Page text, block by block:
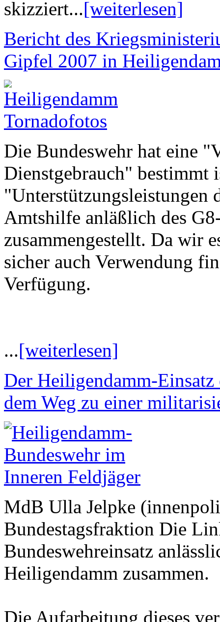
skizziert...[weiterlesen]
Bericht des
Gipfel 2007 in
Die Bundeswehr hat eine
Dienstgebrauch" bestimmt
"Unterstützungsleistungen
Amtshilfe anläßlich des
zusammengestellt. Da wir
sicher auch Verwendung
Verfügung.
...[weiterlesen]
Der Heiligendamm-
dem Weg zu einer
MdB Ulla Jelpke
Bundestagsfraktion Die
Bundeswehreinsatz
Heiligendamm zusammen.
Die Aufarbeitung dieses